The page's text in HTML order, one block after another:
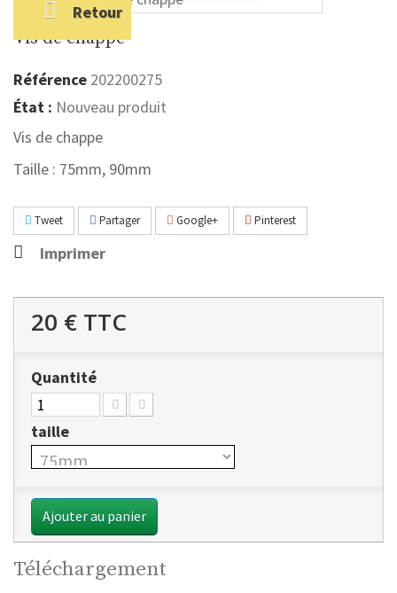
Retour
Vis de chappe
Référence 202200275
État : Nouveau produit
Vis de chappe
Taille : 75mm, 90mm
Tweet Partager Google+ Pinterest
Imprimer
20 € TTC
Quantité
taille
Ajouter au panier
Téléchargement